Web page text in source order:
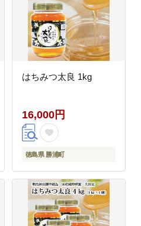
はちみつ太良 1kg
16,000円
徳島県 勝浦町